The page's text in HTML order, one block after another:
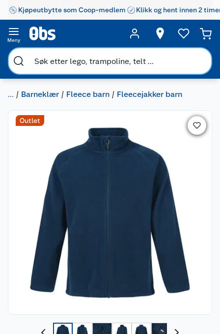
Kjøpeutbytte som Coop-medlem Klikk og hent innen 2
Meny
... Barneklær Fleece barn Fleecejakker barn
Outlet